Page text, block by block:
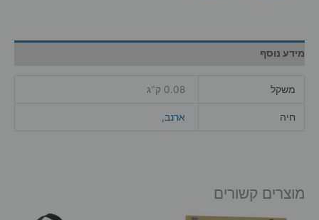
גר'
מידע נוסף
משקל 0.08 ק"ג
חיה ארנב,
מוצרים קשורים